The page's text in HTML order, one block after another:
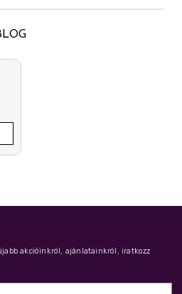
akcióinkról, ajánlatainkról, iratkozz